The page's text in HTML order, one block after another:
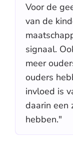
Voor de
van de
signaal.
meer
ouders
invloed is
daarin een
hebben."